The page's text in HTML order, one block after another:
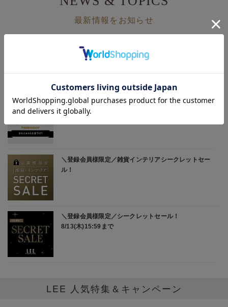
最新情報をお知らせ
LEE 人気特集＆キャンペーン